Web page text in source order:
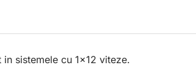
sistemele cu 1×12 viteze.